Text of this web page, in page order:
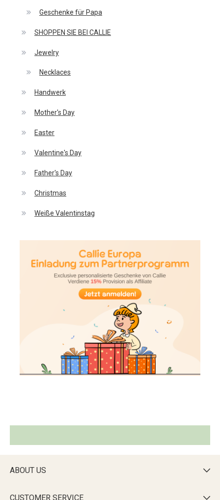
Geschenke für Papa
SHOPPEN SIE BEI CALLIE
Jewelry
Necklaces
Handwerk
Mother's Day
Easter
Valentine's Day
Father's Day
Christmas
Weiße Valentinstag
ABOUT US 
CUSTOMER SERVICE 